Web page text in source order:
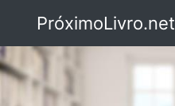
PróximoLivro.net